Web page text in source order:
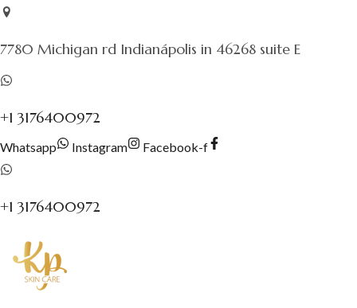
Saltar
contenido
7780 Michigan rd Indianápolis in 46268 suite E
+1 3176400972
Whatsapp Instagram Facebook-f
+1 3176400972